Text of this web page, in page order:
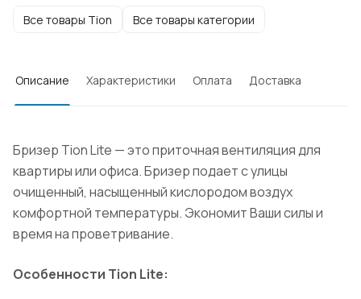
Все товары Tion Все товары категории
Описание Характеристики Оплата Доставка
Бризер Tion Lite — это приточная вентиляция для
квартиры или офиса. Бризер подает с улицы
очищенный, насыщенный кислородом воздух
комфортной температуры. Экономит Ваши силы и
время на проветривание.
Особенности Tion Lite: